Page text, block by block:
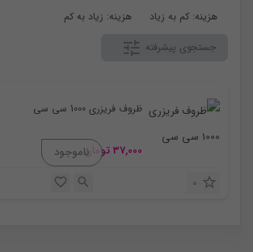
هزینه: کم به زیاد
هزینه: زیاد به کم
جستجوی پیشرفته
ظروف فریزری 1000 سی سی
37,000تومان
0